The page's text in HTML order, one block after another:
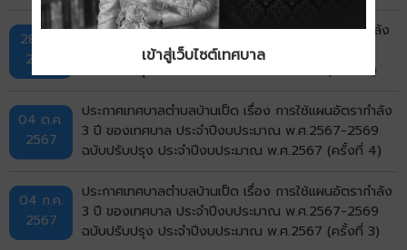
28 มี.ค.
2568
ประกาศเทศบาลเมืองบ้านเป็ด เรื่อง การใช้แผนอัตรากำลัง
3 ปีของเทศบาล ประจำปีงบประมาณ พ.ศ.2567-2569
ฉบับปรับปรุง ประจำปีงบประมาณ พ.ศ.2568 (ครั้งที่ 1)
04 ต.ค.
2567
ประกาศเทศบาลตำบลบ้านเป็ด เรื่อง การใช้แผนอัตรากำลัง
3 ปี ของเทศบาล ประจำปีงบประมาณ พ.ศ.2567-2569
ฉบับปรับปรุง ประจำปีงบประมาณ พ.ศ.2567 (ครั้งที่ 4)
04 ก.ค.
2567
ประกาศเทศบาลตำบลบ้านเป็ด เรื่อง การใช้แผนอัตรากำลัง
3 ปี ของเทศบาล ประจำปีงบประมาณ พ.ศ.2567-2569
ฉบับปรับปรุง ประจำปีงบประมาณ พ.ศ.2567 (ครั้งที่ 3)
เข้าสู่เว็บไซต์เทศบาล